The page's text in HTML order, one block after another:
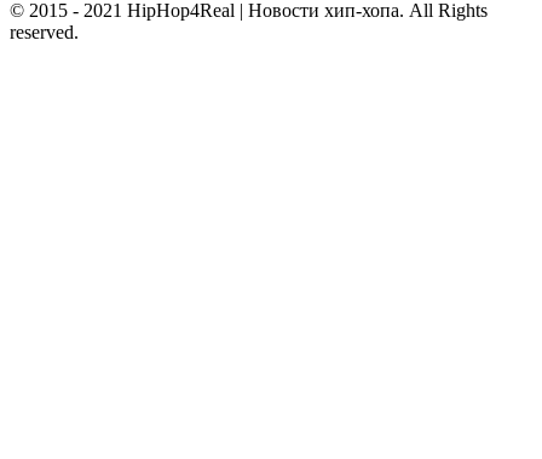
© 2015 - 2021 HipHop4Real | Новости хип-хопа. All Rights
reserved.